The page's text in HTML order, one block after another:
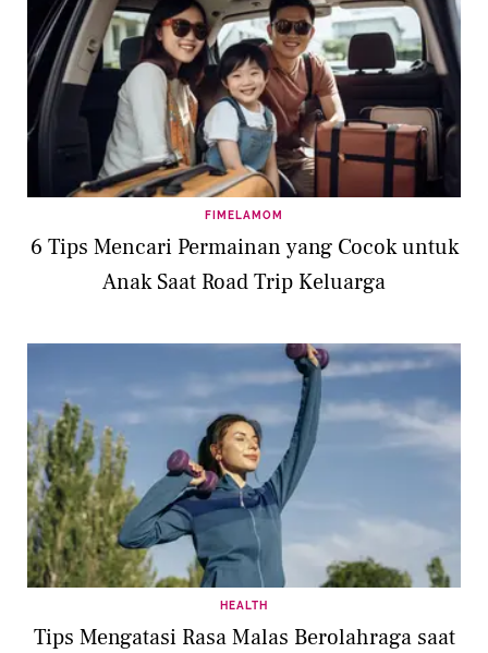
FIMELAMOM
6 Tips Mencari Permainan yang Cocok untuk
Anak Saat Road Trip Keluarga
HEALTH
Tips Mengatasi Rasa Malas Berolahraga saat